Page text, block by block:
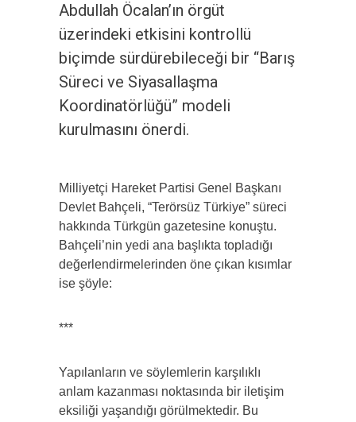
Abdullah Öcalan’ın örgüt
üzerindeki etkisini kontrollü
biçimde sürdürebileceği bir “Barış
Süreci ve Siyasallaşma
Koordinatörlüğü” modeli
kurulmasını önerdi.
Milliyetçi Hareket Partisi Genel Başkanı
Devlet Bahçeli, “Terörsüz Türkiye” süreci
hakkında Türkgün gazetesine konuştu.
Bahçeli’nin yedi ana başlıkta topladığı
değerlendirmelerinden öne çıkan kısımlar
ise şöyle:
***
Yapılanların ve söylemlerin karşılıklı
anlam kazanması noktasında bir iletişim
eksiliği yaşandığı görülmektedir. Bu